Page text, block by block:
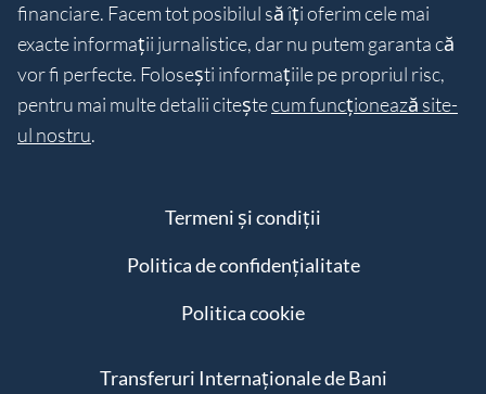
financiare. Facem tot posibilul să îți oferim cele mai
exacte informații jurnalistice, dar nu putem garanta că
vor fi perfecte. Folosești informațiile pe propriul risc,
pentru mai multe detalii citeștecum funcționează site-
ul nostru.
Termeni și condiții
Politica de confidențialitate
Politica cookie
Transferuri Internaționale de Bani